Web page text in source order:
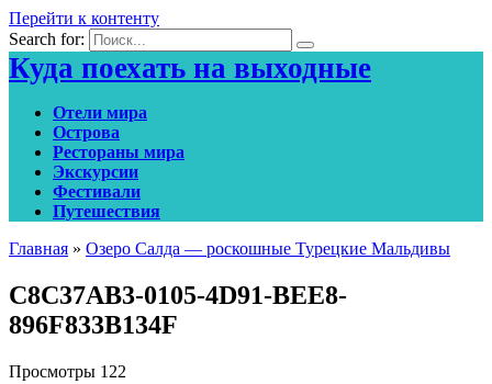
Перейти к контенту
Search for:
Куда поехать на выходные
Отели мира
Острова
Рестораны мира
Экскурсии
Фестивали
Путешествия
Главная » Озеро Салда — роскошные Турецкие Мальдивы
C8C37AB3-0105-4D91-BEE8-
896F833B134F
Просмотры 122